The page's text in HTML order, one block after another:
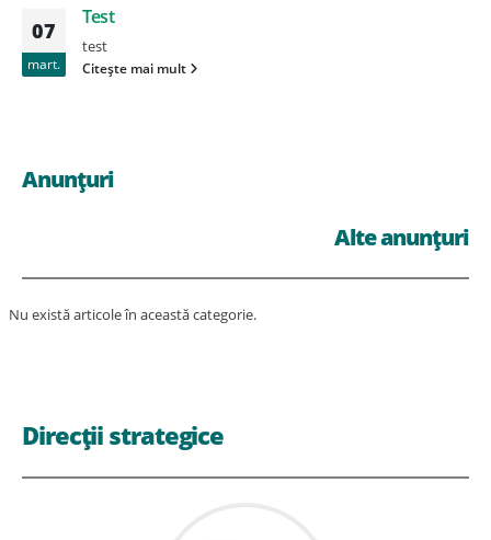
07
mart.
Test
test
Citește mai mult
Anunțuri
Alte anunțuri
Nu există articole în această categorie.
Direcții strategice